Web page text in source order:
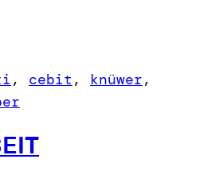
, cebit , knüwer